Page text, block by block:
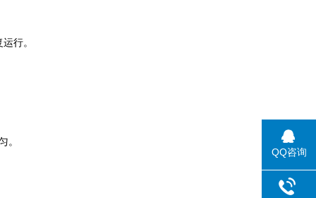
行。
。
QQ咨询